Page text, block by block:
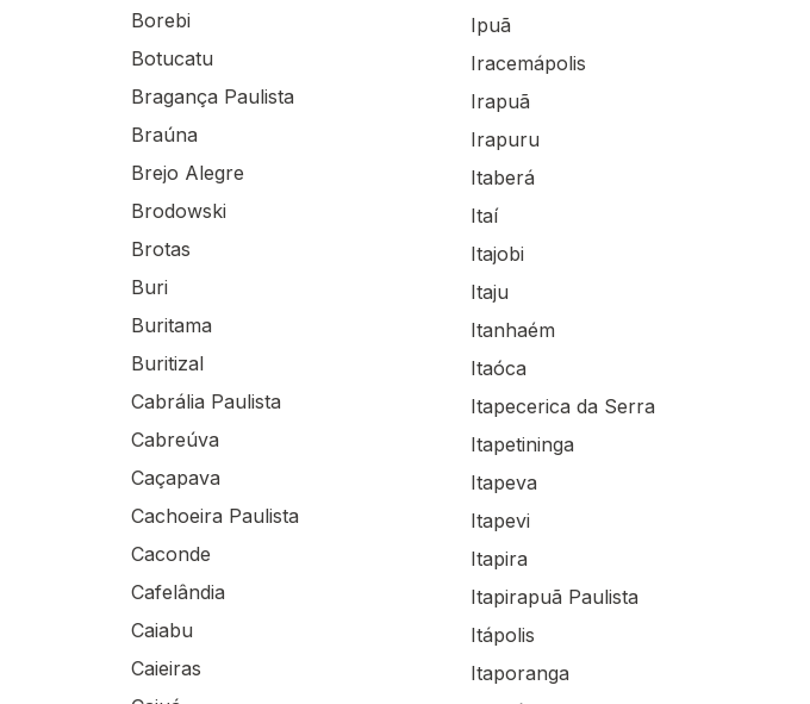
Borebi
Botucatu
Bragança Paulista
Braúna
Brejo Alegre
Brodowski
Brotas
Buri
Buritama
Buritizal
Cabrália Paulista
Cabreúva
Caçapava
Cachoeira Paulista
Caconde
Cafelândia
Caiabu
Caieiras
Ipuã
Iracemápolis
Irapuã
Irapuru
Itaberá
Itaí
Itajobi
Itaju
Itanhaém
Itaóca
Itapecerica da Serra
Itapetininga
Itapeva
Itapevi
Itapira
Itapirapuã Paulista
Itápolis
Itaporanga